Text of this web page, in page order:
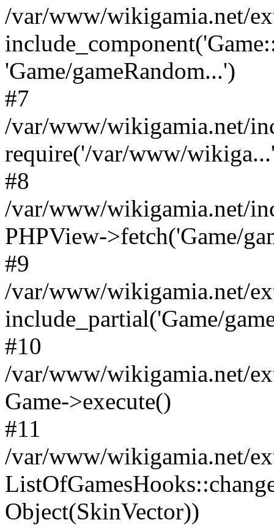
/var/www/wikigamia.net/
'Game/gameRandom...')
#7
/var/www/wikigamia.net/
require('/var/www/
#8
/var/www/wikigamia.net/
PHPView->fetch('Game/
#9
/var/www/wikigamia.net/
include_partial('Game/
#10
/var/www/wikigamia.net/
Game->execute()
#11
/var/www/wikigamia.net/
Object(SkinVector))